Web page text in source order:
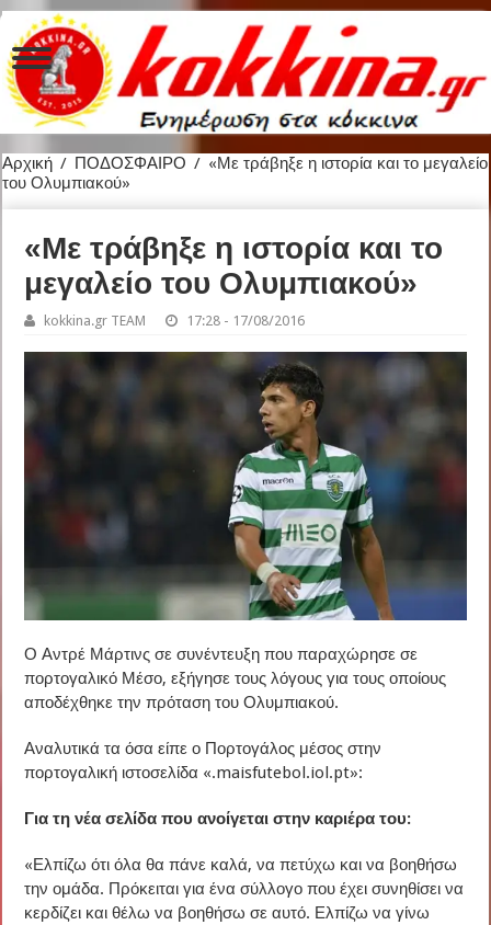
Αρχική / ΠΟΔΟΣΦΑΙΡΟ / «Με τράβηξε η ιστορία και το μεγαλείο
του Ολυμπιακού»
«Με τράβηξε η ιστορία και το
μεγαλείο του Ολυμπιακού»
kokkina.gr TEAM 17:28 - 17/08/2016
Ο Αντρέ Μάρτινς σε συνέντευξη που παραχώρησε σε
πορτογαλικό Μέσο, εξήγησε τους λόγους για τους οποίους
αποδέχθηκε την πρόταση του Ολυμπιακού.
Αναλυτικά τα όσα είπε ο Πορτογάλος μέσος στην
πορτογαλική ιστοσελίδα «.maisfutebol.iol.pt»:
Για τη νέα σελίδα που ανοίγεται στην καριέρα του:
«Ελπίζω ότι όλα θα πάνε καλά, να πετύχω και να βοηθήσω
την ομάδα. Πρόκειται για ένα σύλλογο που έχει συνηθίσει να
κερδίζει και θέλω να βοηθήσω σε αυτό. Ελπίζω να γίνω